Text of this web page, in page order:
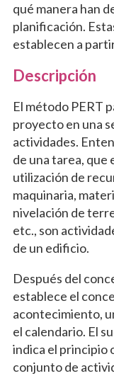
qué manera han
planificación.
establecen a
Descripción
El método PERT
proyecto en una
actividades.
de una tarea, que
utilización de
maquinaria,
nivelación de
etc., son
de un edificio.
Después del
establece el
acontecimiento,
el calendario. El
indica el principio
conjunto de